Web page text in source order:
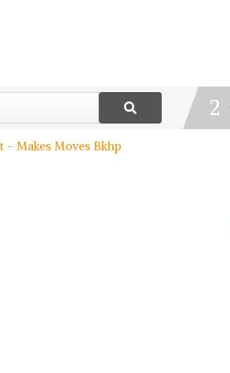
2
- Makes Moves Bkhp